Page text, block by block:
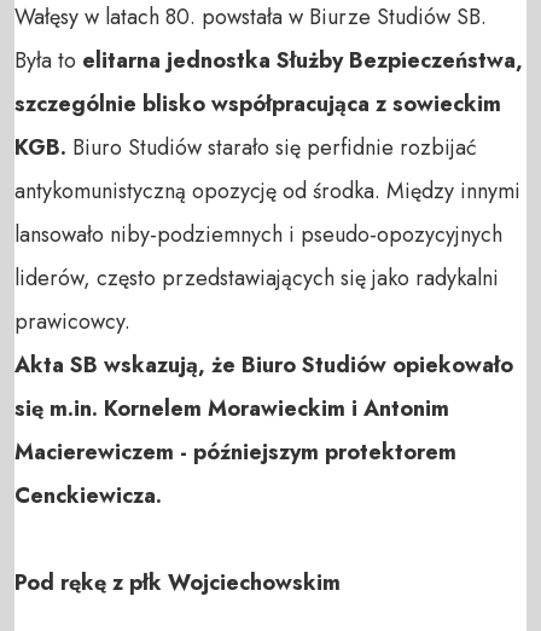
Wałęsy w latach 80. powstała w Biurze Studiów SB.
Była to elitarna jednostka Służby Bezpieczeństwa,
szczególnie blisko współpracująca z sowieckim
KGB. Biuro Studiów starało się perfidnie rozbijać
antykomunistyczną opozycję od środka. Między innymi
lansowało niby-podziemnych i pseudo-opozycyjnych
liderów, często przedstawiających się jako radykalni
prawicowcy.
Akta SB wskazują, że Biuro Studiów opiekowało
się m.in. Kornelem Morawieckim i Antonim
Macierewiczem - późniejszym protektorem
Cenckiewicza.
Pod rękę z płk Wojciechowskim